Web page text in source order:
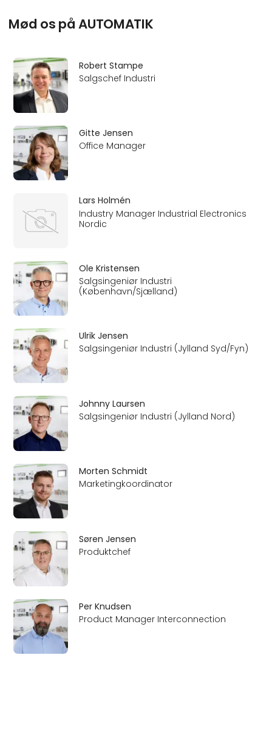
Mød os på AUTOMATIK
Robert Stampe
Salgschef Industri
Gitte Jensen
Office Manager
Lars Holmén
Industry Manager Industrial Electronics
Nordic
Ole Kristensen
Salgsingeniør Industri
(København/Sjælland)
Ulrik Jensen
Salgsingeniør Industri (Jylland Syd/Fyn)
Johnny Laursen
Salgsingeniør Industri (Jylland Nord)
Morten Schmidt
Marketingkoordinator
Søren Jensen
Produktchef
Per Knudsen
Product Manager Interconnection